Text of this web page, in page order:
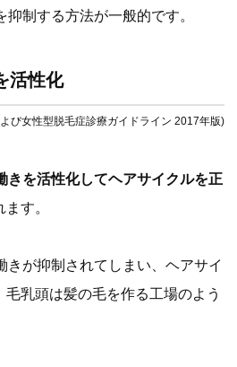
制する方法が一般的です。
活性化
び女性型脱毛症診療ガイドライン 2017年版)
きを活性化してヘアサイクルを正
す。
きが抑制されてしまい、ヘアサイ
乳頭は髪の毛を作る工場のよう